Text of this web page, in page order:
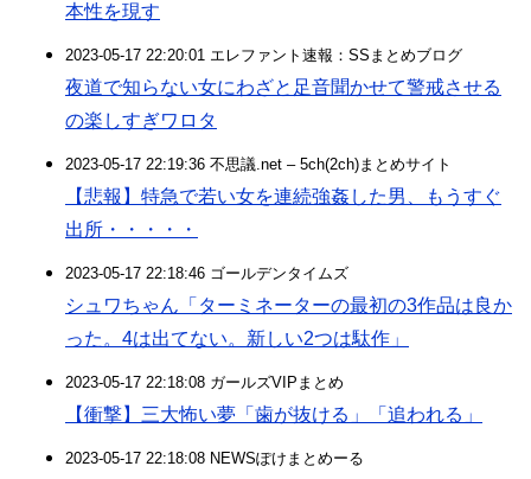
本性を現す
2023-05-17 22:20:01 エレファント速報：SSまとめブログ
夜道で知らない女にわざと足音聞かせて警戒させる
の楽しすぎワロタ
2023-05-17 22:19:36 不思議.net – 5ch(2ch)まとめサイト
【悲報】特急で若い女を連続強姦した男、もうすぐ
出所・・・・・
2023-05-17 22:18:46 ゴールデンタイムズ
シュワちゃん「ターミネーターの最初の3作品は良か
った。4は出てない。新しい2つは駄作」
2023-05-17 22:18:08 ガールズVIPまとめ
【衝撃】三大怖い夢「歯が抜ける」「追われる」
2023-05-17 22:18:08 NEWSぽけまとめーる